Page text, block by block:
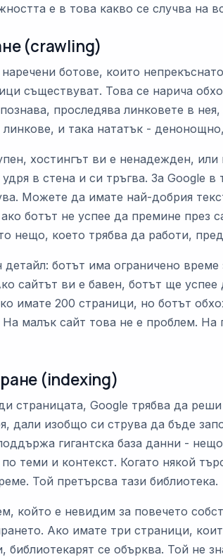
е в това какво се случва на
(crawling)
ботове, които
съществуват. Това се нарича
проследява линковете в
линкове, и така нататък -
хостингът ви е ненадежден,
в стена и си тръгва. За Google
Можете да имате най-добрия
ботът не успее да премине през
нещо, което трябва да работи,
ботът има ограничено
сайтът ви е бавен, ботът ще
имате 200 страници, но ботът
На малък сайт това не е проблем.
(indexing)
страницата, Google трябва да
дали изобщо си струва да бъде
гигантска база данни -
теми и контекст. Когато някой
Той претърсва тази библиотека.
който е невидим за повечето
Ако имате три страници,
библиотекарят се обърква. Той не